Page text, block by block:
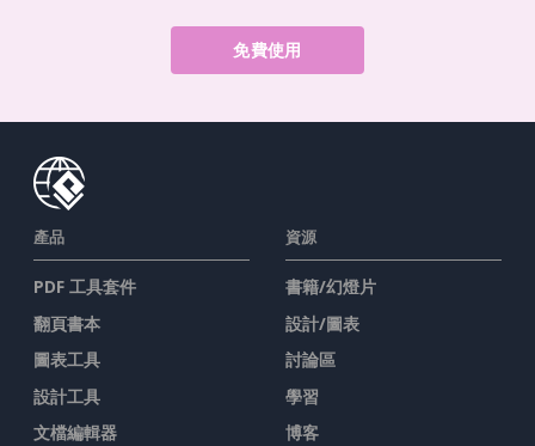
免費使用
產品
PDF 工具套件
翻頁書本
圖表工具
設計工具
文檔編輯器
資源
書籍/幻燈片
設計/圖表
討論區
學習
博客